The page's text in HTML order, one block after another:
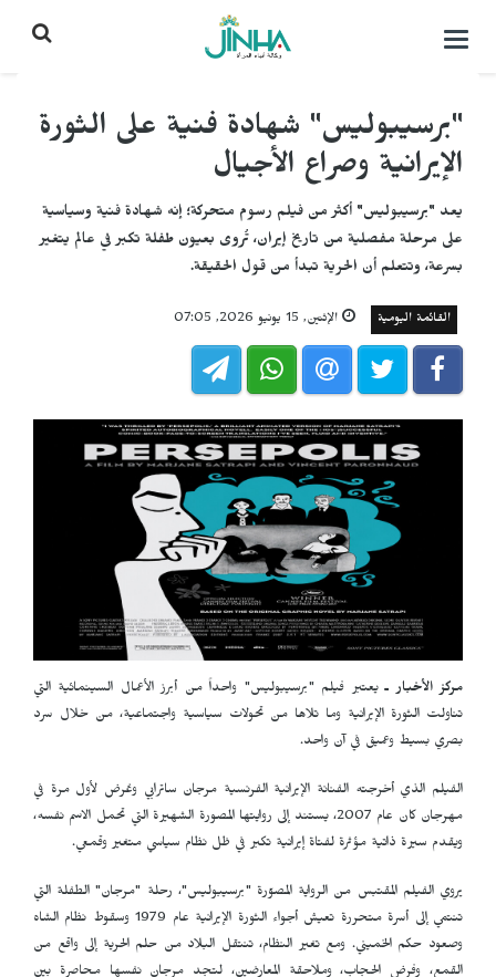
التحكم
"برسيبوليس" شهادة فنية على الثورة
الإيرانية وصراع الأجيال
يعد "برسيبوليس" أكثر من فيلم رسوم متحركة؛ إنه شهادة فنية وسياسية
على مرحلة مفصلية من تاريخ إيران، تُروى بعيون طفلة تكبر في عالم يتغير
بسرعة، وتتعلم أن الحرية تبدأ من قول الحقيقة.
القائمة اليومية الإثنين, 15 يونيو 2026, 07:05
مركز الأخبار ـيعتبر فيلم "برسيبوليس" واحداً من أبرز الأعمال السينمائية التي
تناولت الثورة الإيرانية وما تلاها من تحولات سياسية واجتماعية، من خلال سرد
بصري بسيط وعميق في آن واحد.
الفيلم الذي أخرجته الفنانة الإيرانية الفرنسية مرجان ساترابي وعُرض لأول مرة في
مهرجان كان عام 2007، يستند إلى روايتها المصورة الشهيرة التي تحمل الاسم نفسه،
ويقدم سيرة ذاتية مؤثرة لفتاة إيرانية تكبر في ظل نظام سياسي متغير وقمعي.
يروي الفيلم المقتبس من الرواية المصوّرة "برسيبوليس"، رحلة "مرجان" الطفلة التي
تنتمي إلى أسرة متحررة تعيش أجواء الثورة الإيرانية عام 1979 وسقوط نظام الشاه
وصعود حكم الخميني. ومع تغير النظام، تنتقل البلاد من حلم الحرية إلى واقع من
القمع، وفرض الحجاب، وملاحقة المعارضين، لتجد مرجان نفسها محاصرة بين